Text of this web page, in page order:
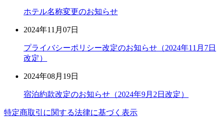
ホテル名称変更のお知らせ
2024年11月07日
プライバシーポリシー改定のお知らせ（2024年11月7日
改定）
2024年08月19日
宿泊約款改定のお知らせ（2024年9月2日改定）
特定商取引に関する法律に基づく表示